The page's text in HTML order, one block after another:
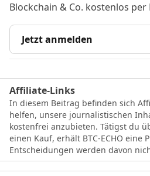
Blockchain & Co. kostenlos per
Jetzt anmelden
Affiliate-Links
In diesem Beitrag befinden sich
helfen, unsere journalistischen
kostenfrei anzubieten. Tätigst du
einen Kauf, erhält BTC-ECHO eine
Entscheidungen werden davon